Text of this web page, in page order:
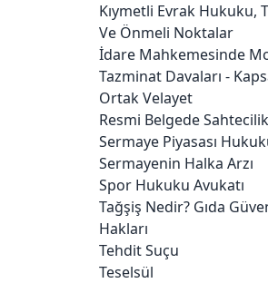
Kıymetli Evrak Hukuku,
Ve Önmeli Noktalar
İdare Mahkemesinde
Tazminat Davaları -
Ortak Velayet
Resmi Belgede
Sermaye Piyasası
Sermayenin Halka Arzı
Spor Hukuku Avukatı
Tağşiş Nedir? Gıda
Hakları
Tehdit Suçu
Teselsül